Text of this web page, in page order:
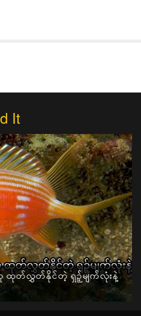
It
ထုတ်လွှတ်နိုင်တဲ့ ရှဉ့်မျက်လုံးနဲ့